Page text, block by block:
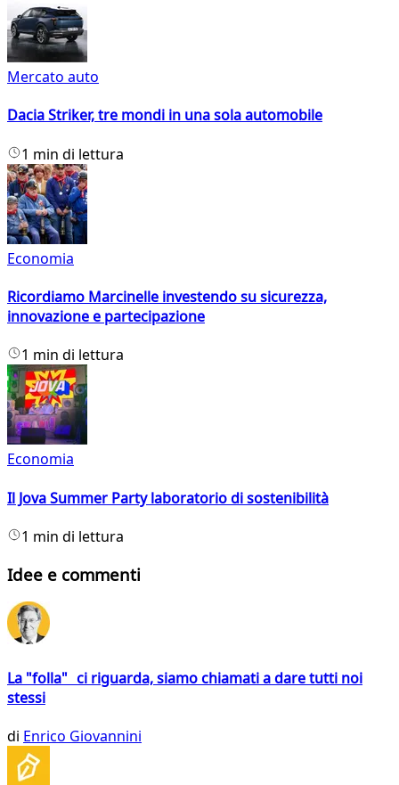
Mercato auto
Dacia Striker, tre mondi in una sola automobile
1 min di lettura
Economia
Ricordiamo Marcinelle investendo su sicurezza,
innovazione e partecipazione
1 min di lettura
Economia
Il Jova Summer Party laboratorio di sostenibilità
1 min di lettura
Idee e commenti
La "folla" ci riguarda, siamo chiamati a dare tutti noi
stessi
di Enrico Giovannini